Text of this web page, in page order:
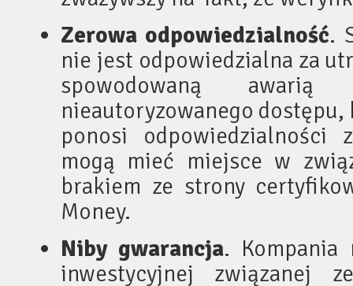
Zerowa odpowiedzialność.
nie jest odpowiedzialna za
spowodowaną awarią
nieautoryzowanego dostępu,
ponosi
mogą mieć miejsce w
brakiem ze strony
Money.
Niby gwarancja. Kompania
inwestycyjnej związanej